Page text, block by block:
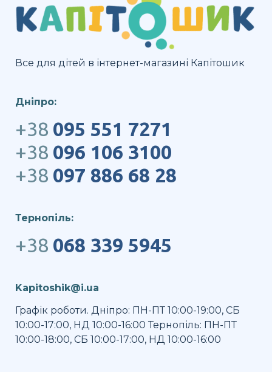
Все для дітей в інтернет-магазині Капітошик
Дніпро:
+38 095 551 7271
+38 096 106 3100
+38 097 886 68 28
Тернопіль:
+38 068 339 5945
Kapitoshik@i.ua
Графік роботи. Дніпро: ПН-ПТ 10:00-19:00, СБ
10:00-17:00, НД 10:00-16:00 Тернопіль: ПН-ПТ
10:00-18:00, СБ 10:00-17:00, НД 10:00-16:00